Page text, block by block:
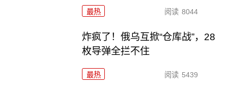
最热 阅读 8044
炸疯了！俄乌互掀“仓库战”，28
枚导弹全拦不住
最热 阅读 5439